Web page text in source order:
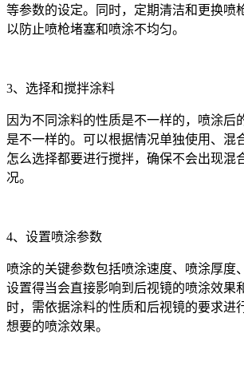
等参数的设定。同时，定期清洁和更换喷
以防止喷枪堵塞和喷涂不均匀。
3、选择和搅拌涂料
因为不同涂料的性质是不一样的，喷涂后
是不一样的。可以根据情况单独使用、混
怎么选择都要进行搅拌，确保不会出现混
况。
4、设置喷涂参数
喷涂的关键参数包括喷涂速度、喷涂厚度
设置得当会直接影响到后视镜的喷涂效果
时，需依据涂料的性质和后视镜的要求进
想要的喷涂效果。